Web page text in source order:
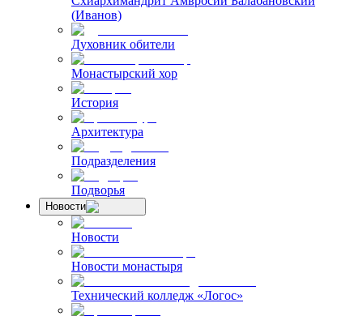
(Иванов)
Духовник обители
Монастырский хор
История
Архитектура
Подразделения
Подворья
Новости
Новости
Новости монастыря
Технический колледж «Логос»